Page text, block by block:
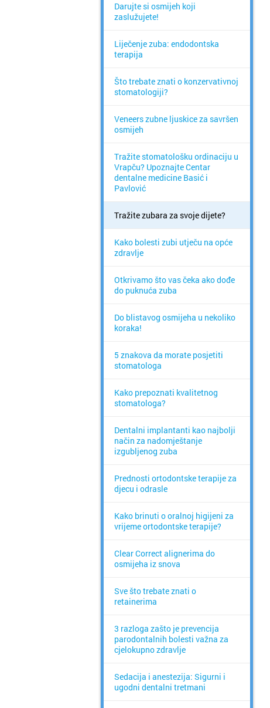
Darujte si osmijeh koji
zaslužujete!
Liječenje zuba: endodontska
terapija
Što trebate znati o konzervativnoj
stomatologiji?
Veneers zubne ljuskice za savršen
osmijeh
Tražite stomatološku ordinaciju u
Vrapču? Upoznajte Centar
dentalne medicine Basić i
Pavlović
Tražite zubara za svoje dijete?
Kako bolesti zubi utječu na opće
zdravlje
Otkrivamo što vas čeka ako dođe
do puknuća zuba
Do blistavog osmijeha u nekoliko
koraka!
5 znakova da morate posjetiti
stomatologa
Kako prepoznati kvalitetnog
stomatologa?
Dentalni implantanti kao najbolji
način za nadomještanje
izgubljenog zuba
Prednosti ortodontske terapije za
djecu i odrasle
Kako brinuti o oralnoj higijeni za
vrijeme ortodontske terapije?
Clear Correct alignerima do
osmijeha iz snova
Sve što trebate znati o
retainerima
3 razloga zašto je prevencija
parodontalnih bolesti važna za
cjelokupno zdravlje
Sedacija i anestezija: Sigurni i
ugodni dentalni tretmani